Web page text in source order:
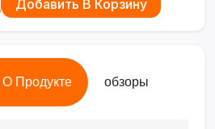
Добавить В Корзину
Продукте обзоры